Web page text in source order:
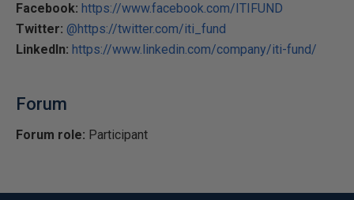
Facebook: https://www.facebook.com/ITIFUND
Twitter: @https://twitter.com/iti_fund
LinkedIn: https://www.linkedin.com/company/iti-fund/
Forum
Forum role: Participant